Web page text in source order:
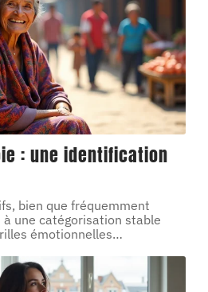
: une identification
bien que fréquemment
une catégorisation stable
émotionnelles…